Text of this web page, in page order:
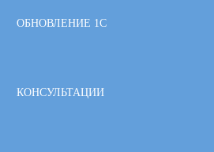
ОБНОВЛЕНИЕ 1С
КОНСУЛЬТАЦИИ